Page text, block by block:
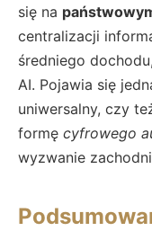
się na
centralizacji
średniego
AI. Pojawia się
uniwersalny, czy
formę cyfrowego
wyzwanie